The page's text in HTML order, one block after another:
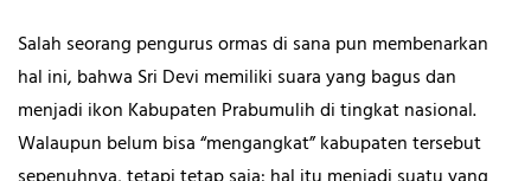
Salah seorang pengurus ormas di sana pun membenarkan
hal ini, bahwa Sri Devi memiliki suara yang bagus dan
menjadi ikon Kabupaten Prabumulih di tingkat nasional.
Walaupun belum bisa “mengangkat” kabupaten tersebut